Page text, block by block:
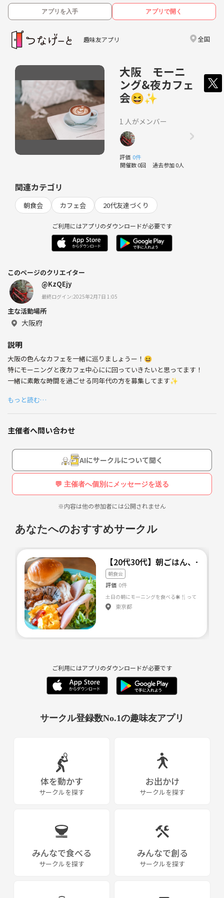
アプリを入手 アプリで開く
趣味友アプリ 全国
大阪 モーニ
ング&夜カフェ
会😆✨
1 人がメンバー
評価 0件
開催数 0回 過去参加 0人
関連カテゴリ
朝食会 カフェ会 20代友達づくり
ご利用にはアプリのダウンロードが必要です
このページのクリエイター
@KzQEjy
最終ログイン:2025年2月7日 1:05
主な活動場所
大阪府
説明
大阪の色んなカフェを一緒に巡りましょうー！😆
特にモーニングと夜カフェ中心にに回っていきたいと思ってます！
一緒に素敵な時間を過ごせる同年代の方を募集してます✨
もっと読む…
主催者へ問い合わせ
AIにサークルについて聞く
💬 主催者へ個別にメッセージを送る
※内容は他の参加者には公開されません
あなたへのおすすめサークル
【20代30代】朝ごはん、一緒
朝食会
評価 0件
東京都
ご利用にはアプリのダウンロードが必要です
サークル登録数No.1の趣味友アプリ
体を動かす
サークルを探す
お出かけ
サークルを探す
みんなで食べる
サークルを探す
みんなで創る
サークルを探す